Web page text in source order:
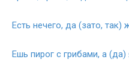
Есть нечего, да (зато, так)
Ешь пирог с грибами, а